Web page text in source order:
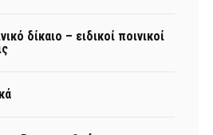
δίκαιο – ειδικοί ποινικοί